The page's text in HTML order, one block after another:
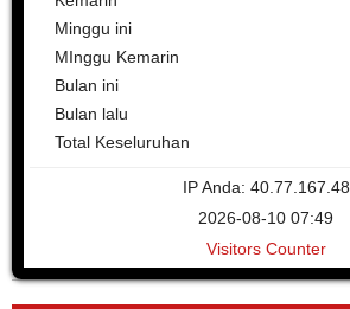
Minggu ini
MInggu Kemarin
Bulan ini
Bulan lalu
Total Keseluruhan
IP Anda: 40.77.167.48
2026-08-10 07:49
Visitors Counter